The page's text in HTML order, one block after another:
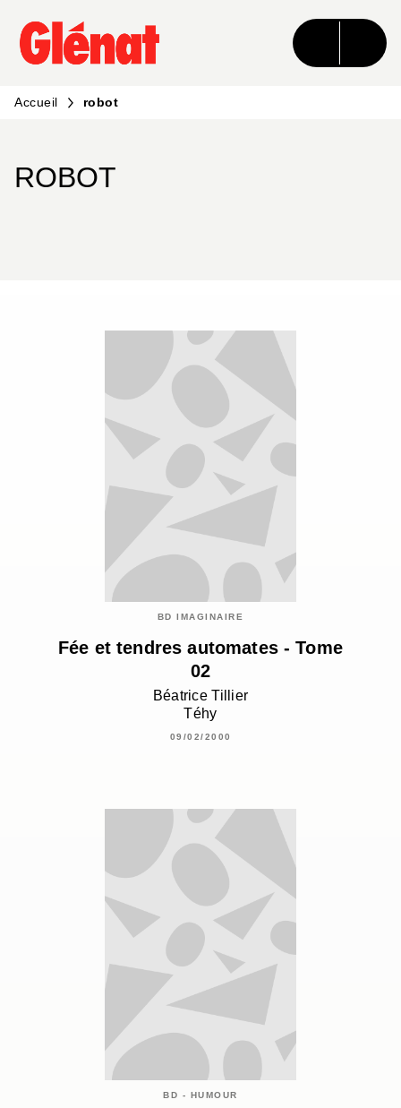
MENU RECHERCHE CONTENU
PIED DE PAGE
Accueil robot
ROBOT
BD IMAGINAIRE
Fée et tendres automates - Tome
02
Béatrice Tillier
Téhy
09/02/2000
BD - HUMOUR